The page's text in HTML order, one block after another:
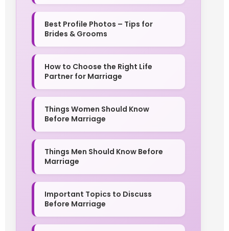
Best Profile Photos – Tips for
Brides & Grooms
How to Choose the Right Life
Partner for Marriage
Things Women Should Know
Before Marriage
Things Men Should Know Before
Marriage
Important Topics to Discuss
Before Marriage